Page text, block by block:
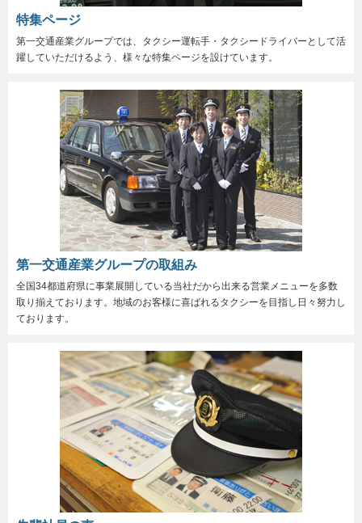
特集ページ
第一交通産業グループでは、タクシー運転手・タクシードライバーとして活
躍していただけるよう、様々な特集ページを設けています。
第一交通産業グループの取組み
全国34都道府県に事業展開している当社だから出来る営業メニューを多数
取り揃えております。地域のお客様に喜ばれるタクシーを目指し日々努力し
ております。